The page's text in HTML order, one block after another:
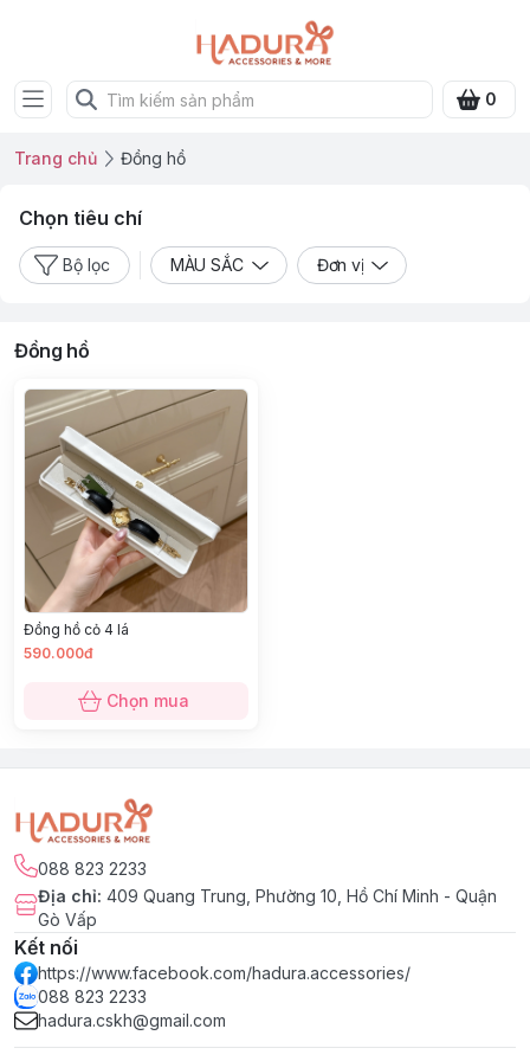
0
Trang chủ Đồng hồ
Chọn tiêu chí
Bộ lọc MÀU SẮC Đơn vị
Đồng hồ
Đồng hồ cỏ 4 lá
590.000đ
Chọn mua
088 823 2233
Địa chỉ: 409 Quang Trung, Phường 10, Hồ Chí Minh - Quận
Gò Vấp
Kết nối
https://www.facebook.com/hadura.accessories/
088 823 2233
hadura.cskh@gmail.com